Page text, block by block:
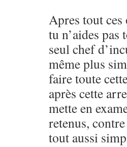
Apres tout
tu n’aides
seul chef
même plus
faire toute
après cette
mette en
retenus,
tout aussi